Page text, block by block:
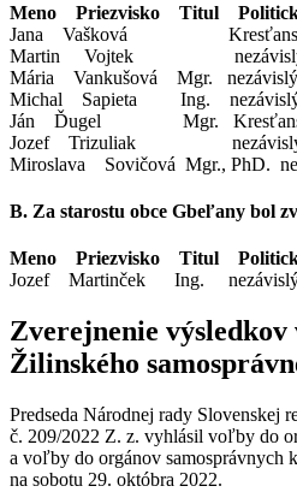
Meno Priezvisko Titul
Jana Vašková
Martin Vojtek nezávislý
Mária Vankušová Mgr. nezávislý
Michal Sapieta Ing. nezávislý
Ján Ďugel Mgr.
Jozef Trizuliak nezávislý
Miroslava Sovičová Mgr., PhD.
B. Za starostu obce Gbeľany bol
Meno Priezvisko Titul
Jozef Martinček Ing. nezávislý
Zverejnenie
Žilinského
Predseda Národnej rady Slovenskej
č. 209/2022 Z. z. vyhlásil voľby do
a voľby do orgánov samosprávnych
na sobotu 29. októbra 2022.